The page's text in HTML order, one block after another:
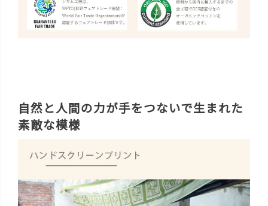
自然と人間の力が手をつないで生まれた
素敵な模様